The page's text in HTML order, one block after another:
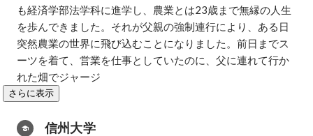
も経済学部法学科に進学し、農業とは23歳まで無縁の人生
を歩んできました。それが父親の強制連行により、ある日
突然農業の世界に飛び込むことになりました。前日までス
ーツを着て、営業を仕事としていたのに、父に連れて行か
れた畑でジャージ
さらに表示
信州大学